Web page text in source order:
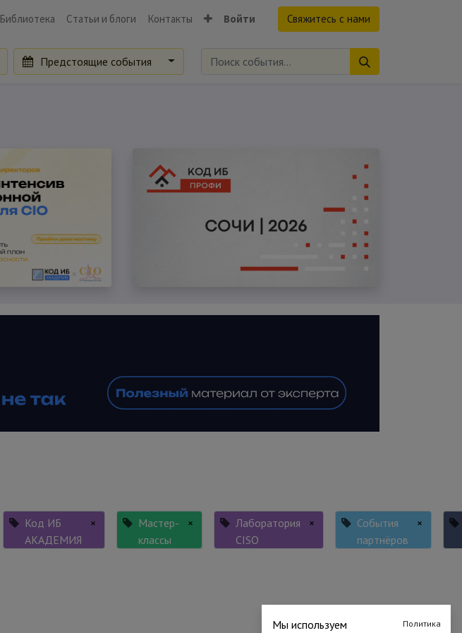
Библиотека Статьи и блоги Контакты Войти Свяжитесь с нами
Предстоящие события
Код ИБ
АКАДЕМИЯ
×
Мастер-
классы
×
Лаборатория
CISO
×
События
партнёров
×
Мы используем
Политика